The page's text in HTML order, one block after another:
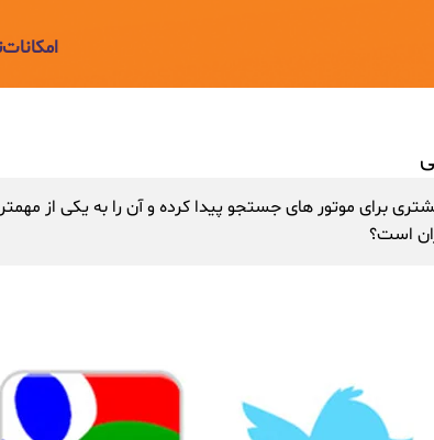
امکانات
برای موتور های جستجو پیدا کرده و آن را به یکی از
است؟